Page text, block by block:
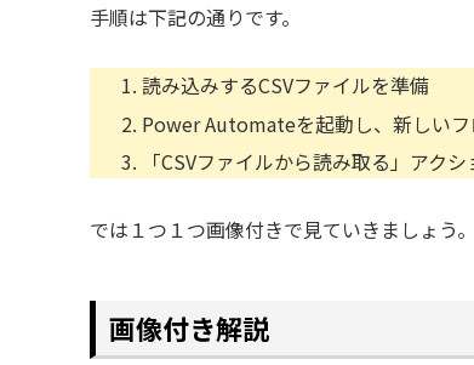
手順は下記の通りです。
読み込みするCSVファイルを準備
Power Automateを起動し、新しい
「CSVファイルから読み取る」アク
では１つ１つ画像付きで見ていきましょう。
画像付き解説